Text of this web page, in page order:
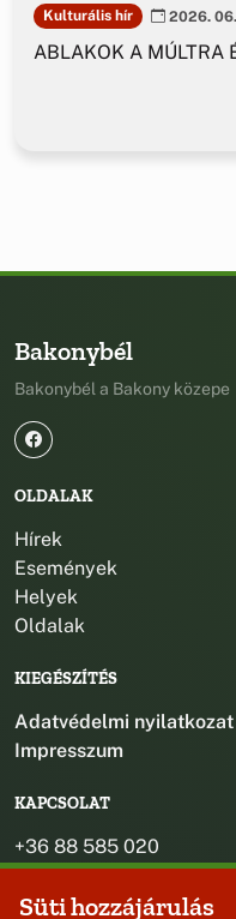
Kulturális hír 2026.
ABLAKOK A MÚLTRA
Bakonybél
Bakonybél a Bakony közepe
OLDALAK
Hírek
Események
Helyek
Oldalak
KIEGÉSZÍTÉS
Adatvédelmi nyilatkozat
Impresszum
KAPCSOLAT
+36 88 585 020
+36 30 442 8024
titkarsag@bakonybel.hu
Süti hozzájárulás